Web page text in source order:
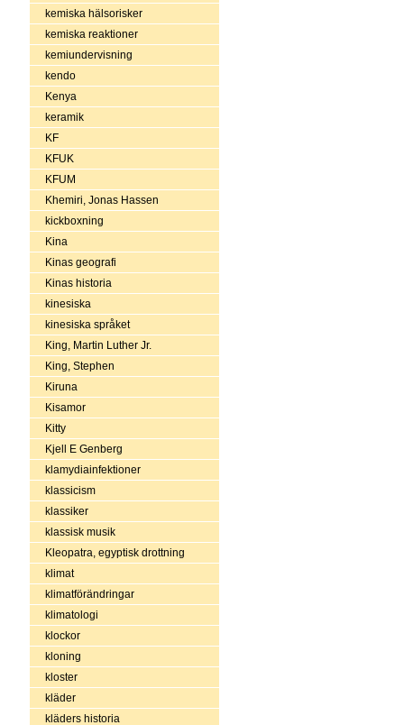
kemiska hälsorisker
kemiska reaktioner
kemiundervisning
kendo
Kenya
keramik
KF
KFUK
KFUM
Khemiri, Jonas Hassen
kickboxning
Kina
Kinas geografi
Kinas historia
kinesiska
kinesiska språket
King, Martin Luther Jr.
King, Stephen
Kiruna
Kisamor
Kitty
Kjell E Genberg
klamydiainfektioner
klassicism
klassiker
klassisk musik
Kleopatra, egyptisk drottning
klimat
klimatförändringar
klimatologi
klockor
kloning
kloster
kläder
kläders historia